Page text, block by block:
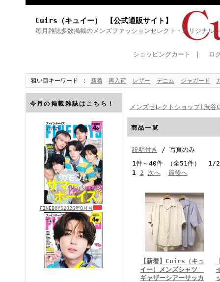
Cuirs（キュイー） 【公式通販サイト】
毎月雑誌多数掲載のメンズファッションセレクト・オリジナル
ショッピングカート ｜ ロ
狙い目キーワード 新着 再入荷 レザー デニム ジャガード
今月の掲載雑誌はこちら！
FINEBOYS2026年8月号
メンズセレクトショップ|渋
商品一覧
説明付き
/ 写真のみ
1件～40件 （全51件） 1/2
1
2 次へ 最後へ
【新着】Cuirs（キュ
イー）メンズシャツ
ギャザーシアーサッカ